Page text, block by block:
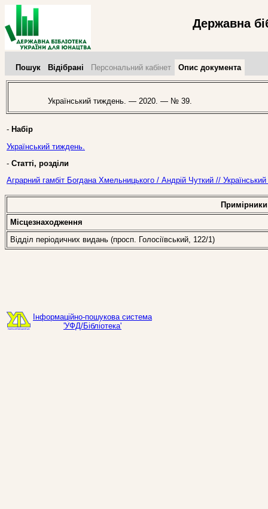
Державна
Пошук Відібрані Персональний кабінет Опис документа
Український тиждень. — 2020. — № 39.
- Набір
Український тиждень.
- Статті, розділи
Аграрний гамбіт Богдана Хмельницького / Андрій Чуткий //
Примірники
Місцезнаходження
Відділ періодичних видань (просп. Голосіївський, 122/1)
Інформаційно-пошукова система
'УФД/Бібліотека'